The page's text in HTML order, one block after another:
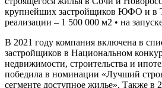
крупнейших застройщиков ЮФО и в
реализации – 1 500 000 м2 • на
В 2021 году компания включена в
застройщиков в Национальном
недвижимости, строительства и
победила в номинации «Лучший
сегменте доступное жилье». Также в